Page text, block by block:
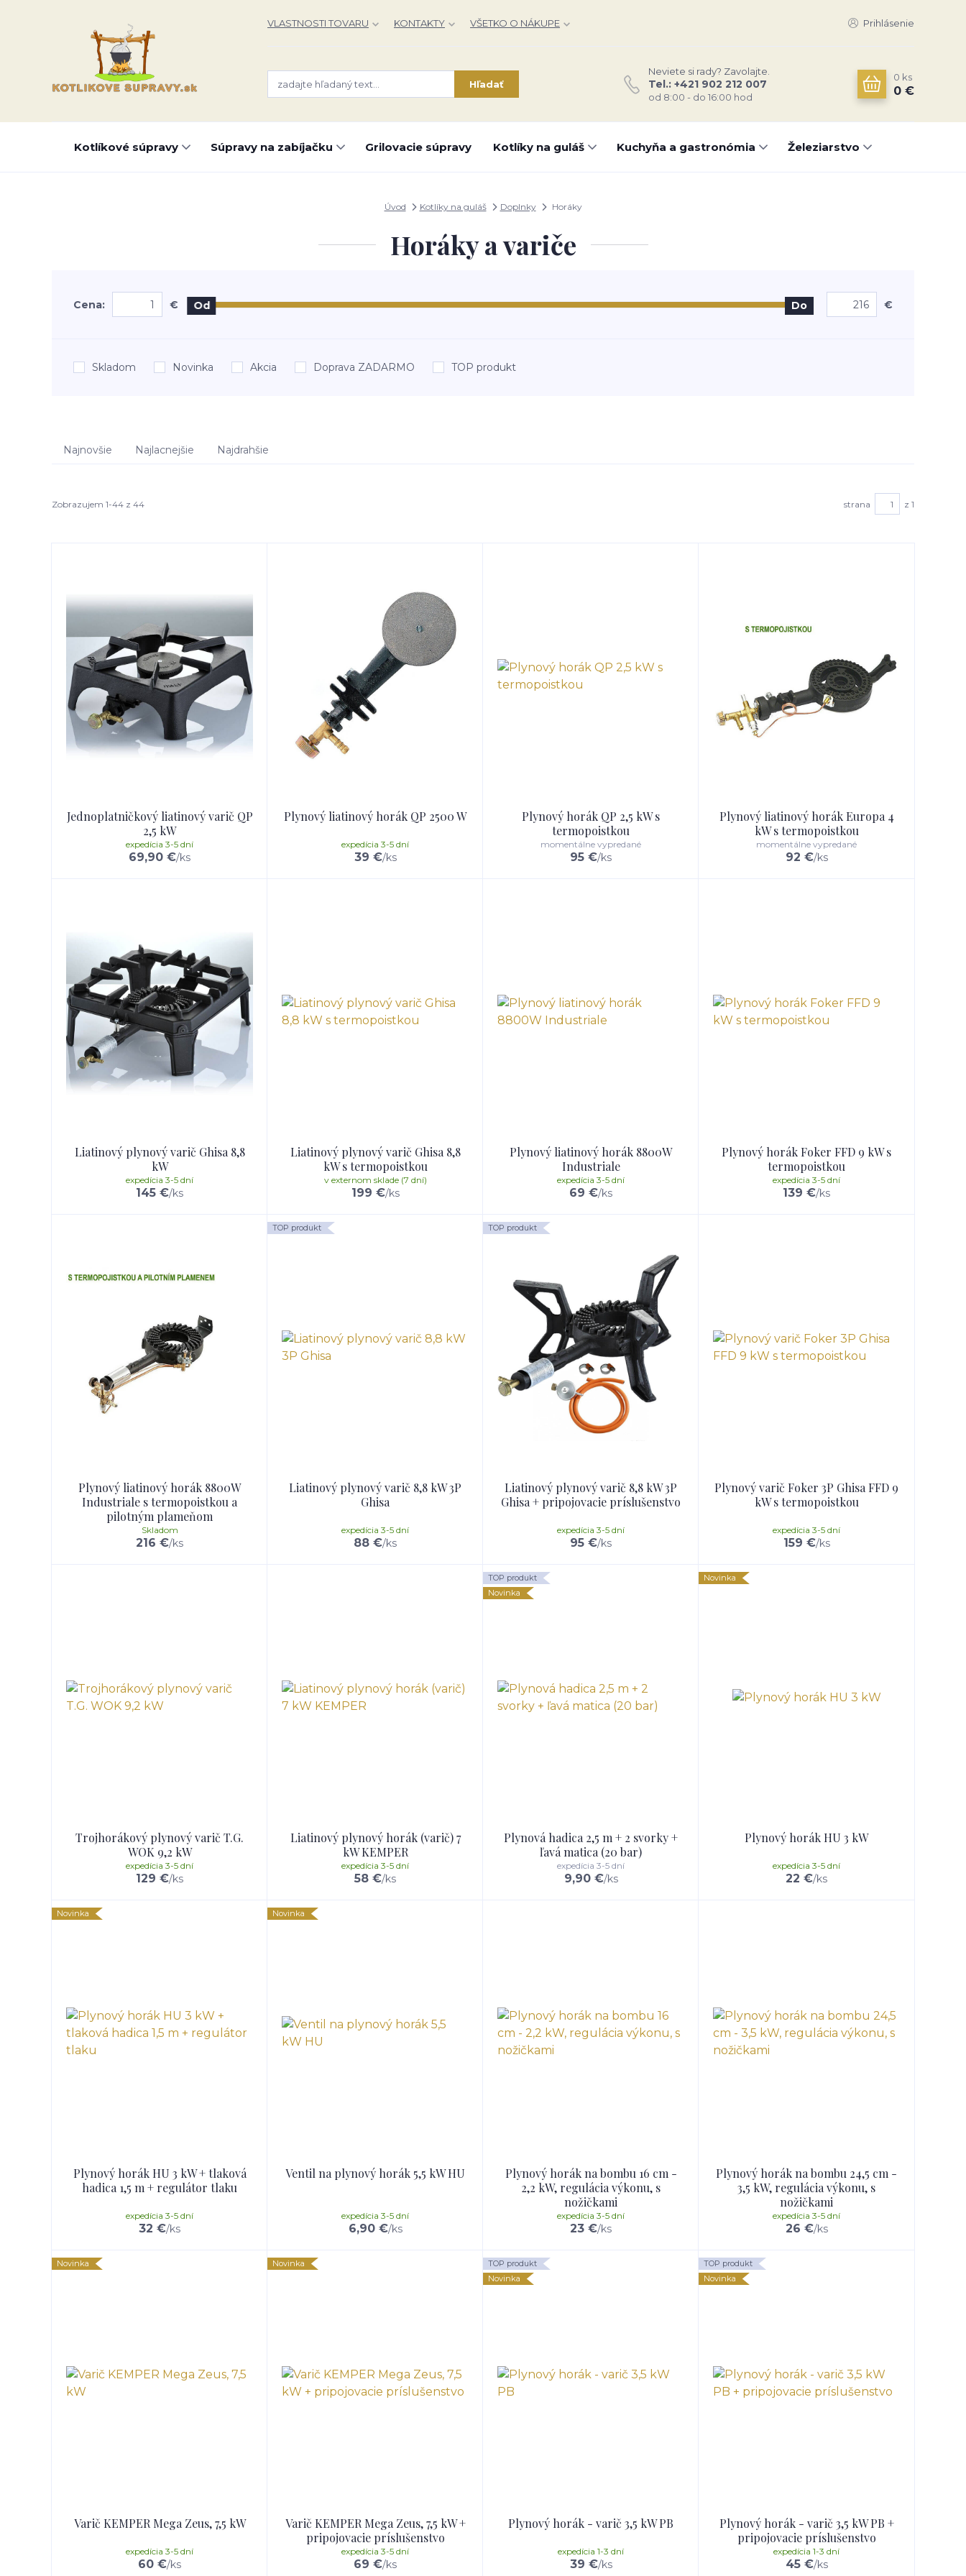
VLASTNOSTI TOVARU KONTAKTY VŠETKO O NÁKUPE Prihlásenie
Hľadať
Neviete si rady? Zavolajte.
Tel.: +421 902 212 007
od 8:00 - do 16:00 hod
0 ks
0 €
Kotlíkové súpravy Súpravy na zabíjačku Grilovacie súpravy Kotlíky na guláš Kuchyňa a gastronómia Železiarstvo
Úvod Kotlíky na guláš Doplnky Horáky
Horáky a variče
Cena: € Od Do €
Skladom Novinka Akcia Doprava ZADARMO TOP produkt
Najnovšie Najlacnejšie Najdrahšie
Zobrazujem 1-44 z 44 strana z 1
Jednoplatničkový liatinový varič QP
2,5 kW
69,90 €/ks
expedícia 3-5 dní
Plynový liatinový horák QP 2500 W
39 €/ks
expedícia 3-5 dní
Plynový horák QP 2,5 kW s
termopoistkou
95 €/ks
momentálne vypredané
Plynový liatinový horák Europa 4
kW s termopoistkou
92 €/ks
momentálne vypredané
Liatinový plynový varič Ghisa 8,8
kW
145 €/ks
expedícia 3-5 dní
Liatinový plynový varič Ghisa 8,8
kW s termopoistkou
199 €/ks
v externom sklade (7 dní)
Plynový liatinový horák 8800W
Industriale
69 €/ks
expedícia 3-5 dní
Plynový horák Foker FFD 9 kW s
termopoistkou
139 €/ks
expedícia 3-5 dní
Plynový liatinový horák 8800W
Industriale s termopoistkou a
pilotným plameňom
216 €/ks
Skladom
TOP produkt
Liatinový plynový varič 8,8 kW 3P
Ghisa
88 €/ks
expedícia 3-5 dní
TOP produkt
Liatinový plynový varič 8,8 kW 3P
Ghisa + pripojovacie príslušenstvo
95 €/ks
expedícia 3-5 dní
Plynový varič Foker 3P Ghisa FFD 9
kW s termopoistkou
159 €/ks
expedícia 3-5 dní
Trojhorákový plynový varič T.G.
WOK 9,2 kW
129 €/ks
expedícia 3-5 dní
Liatinový plynový horák (varič) 7
kW KEMPER
58 €/ks
expedícia 3-5 dní
TOP produkt
Novinka
Plynová hadica 2,5 m + 2 svorky +
ľavá matica (20 bar)
9,90 €/ks
expedícia 3-5 dní
Novinka
Plynový horák HU 3 kW
22 €/ks
expedícia 3-5 dní
Novinka
Plynový horák HU 3 kW + tlaková
hadica 1,5 m + regulátor tlaku
32 €/ks
expedícia 3-5 dní
Novinka
Ventil na plynový horák 5,5 kW HU
6,90 €/ks
expedícia 3-5 dní
Plynový horák na bombu 16 cm -
2,2 kW, regulácia výkonu, s
nožičkami
23 €/ks
expedícia 3-5 dní
Plynový horák na bombu 24,5 cm -
3,5 kW, regulácia výkonu, s
nožičkami
26 €/ks
expedícia 3-5 dní
Novinka
Varič KEMPER Mega Zeus, 7,5 kW
60 €/ks
expedícia 3-5 dní
Novinka
Varič KEMPER Mega Zeus, 7,5 kW +
pripojovacie príslušenstvo
69 €/ks
expedícia 3-5 dní
TOP produkt
Novinka
Plynový horák - varič 3,5 kW PB
39 €/ks
expedícia 1-3 dní
TOP produkt
Novinka
Plynový horák - varič 3,5 kW PB +
pripojovacie príslušenstvo
45 €/ks
expedícia 1-3 dní